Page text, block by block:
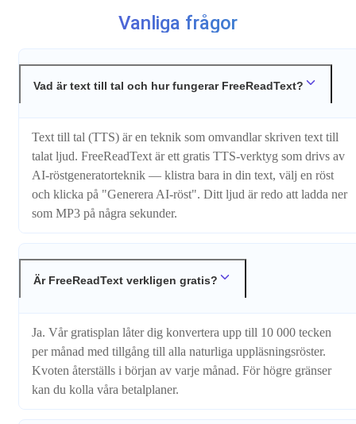
Vanliga frågor
Vad är text till tal och hur fungerar FreeReadText?
Text till tal (TTS) är en teknik som omvandlar skriven text till
talat ljud. FreeReadText är ett gratis TTS-verktyg som drivs av
AI-röstgeneratorteknik — klistra bara in din text, välj en röst
och klicka på "Generera AI-röst". Ditt ljud är redo att ladda ner
som MP3 på några sekunder.
Är FreeReadText verkligen gratis?
Ja. Vår gratisplan låter dig konvertera upp till 10 000 tecken
per månad med tillgång till alla naturliga uppläsningsröster.
Kvoten återställs i början av varje månad. För högre gränser
kan du kolla våra betalplaner.